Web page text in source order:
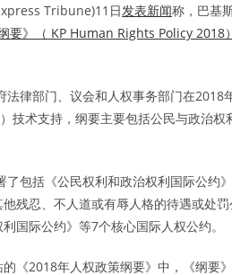
Tribune)11日发表新闻称，巴基
要》（ KP Human Rights Policy 2018）
法律部门、议会和人权事务部门在2018
技术支持，纲要主要包括公民与政治
了包括《公民权利和政治权利国际公约
残忍、不人道或有辱人格的待遇或处
国际公约》等7个核心国际人权公约。
《2018年人权政策纲要》中，《纲要